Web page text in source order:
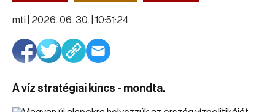
mti | 2026. 06. 30. | 10:51:24
A víz stratégiai kincs - mondta.